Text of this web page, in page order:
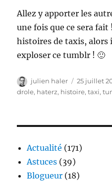
Allez y apporter les
une fois que ce sera fait
histoires de taxis, alors
exploser ce tumblr ! 🙂
Auteur
julien haler
Publié
le
25 juillet
drole, haterz, histoire,taxi,
Actualité (171)
Astuces (39)
Blogueur (18)